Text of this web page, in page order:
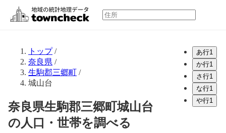
トップ/
奈良県 /
生駒郡三郷町 /
城山台
奈良県生駒郡三郷町城山台
の人口・世帯を調べる
あ行1
か行1
さ行1
な行1
や行1